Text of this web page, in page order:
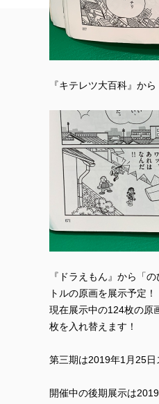
『キテレツ大百科』か
『ドラえもん』から「
トルの原画を展示予定！
現在展示中の124枚の原
枚を入れ替えます！
第三期は2019年1月25日
開催中の後期展示は